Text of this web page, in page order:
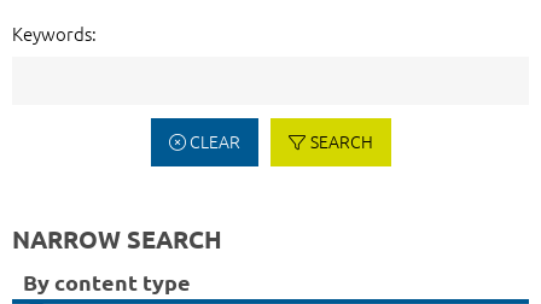
Keywords:
CLEAR SEARCH
NARROW SEARCH
By content type